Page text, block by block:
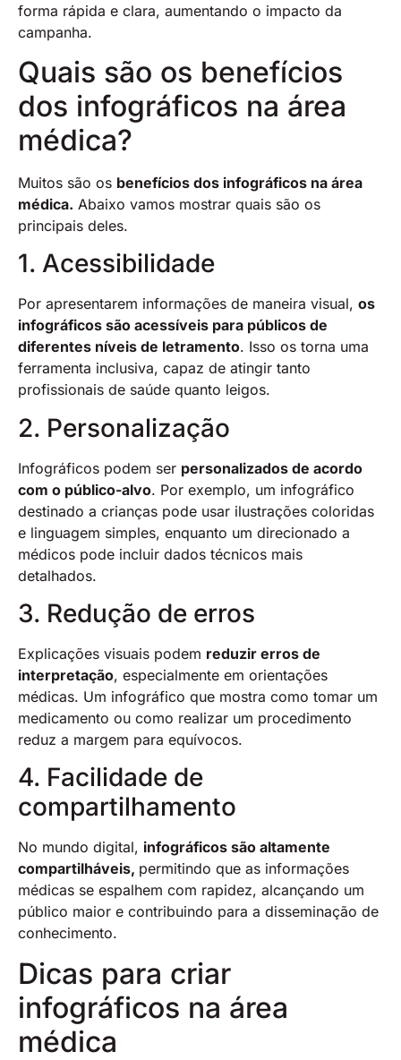
forma rápida e clara, aumentando o impacto da
campanha.
Quais são os benefícios
dos infográficos na área
médica?
Muitos são os benefícios dos infográficos na área
médica. Abaixo vamos mostrar quais são os
principais deles.
1. Acessibilidade
Por apresentarem informações de maneira visual, os
infográficos são acessíveis para públicos de
diferentes níveis de letramento. Isso os torna uma
ferramenta inclusiva, capaz de atingir tanto
profissionais de saúde quanto leigos.
2. Personalização
Infográficos podem ser personalizados de acordo
com o público-alvo. Por exemplo, um infográfico
destinado a crianças pode usar ilustrações coloridas
e linguagem simples, enquanto um direcionado a
médicos pode incluir dados técnicos mais
detalhados.
3. Redução de erros
Explicações visuais podem reduzir erros de
interpretação, especialmente em orientações
médicas. Um infográfico que mostra como tomar um
medicamento ou como realizar um procedimento
reduz a margem para equívocos.
4. Facilidade de
compartilhamento
No mundo digital, infográficos são altamente
compartilháveis, permitindo que as informações
médicas se espalhem com rapidez, alcançando um
público maior e contribuindo para a disseminação de
conhecimento.
Dicas para criar
infográficos na área
médica